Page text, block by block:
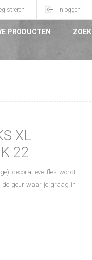
Inloggen
PRODUCTEN
ZOEK
XL
22
decoratieve fles wordt
de geur waar je graag in